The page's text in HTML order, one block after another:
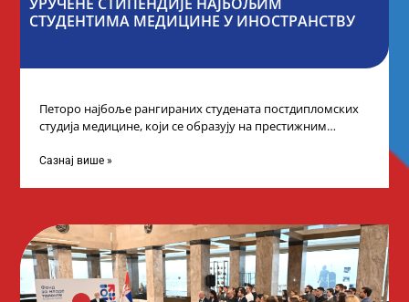
СТУДЕНТИМА МЕДИЦИНЕ У ИНОСТРАНСТВУ
Петоро најбоље рангираних студената постдипломских
студија медицине, који се образују на престижним
стипендије од
Сазнај више »